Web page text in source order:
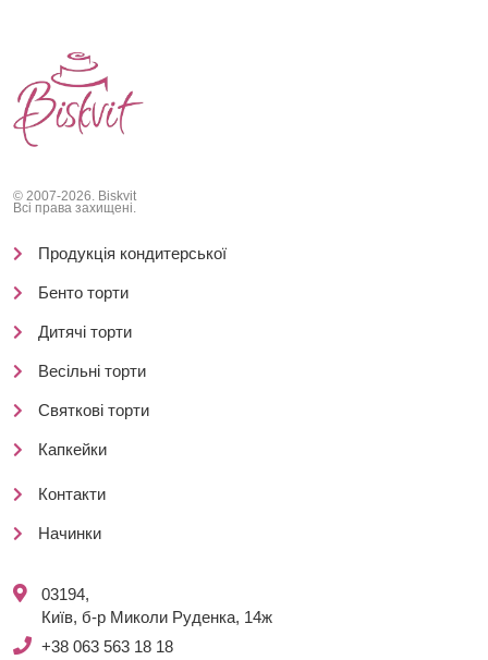
© 2007-2026. Biskvit
Всі права захищені.
Продукція кондитерської
Бенто торти
Дитячі торти
Весільні торти
Святкові торти
Капкейки
Контакти
Начинки
03194,
Київ, б-р Миколи Руденка, 14ж
+38 063 563 18 18